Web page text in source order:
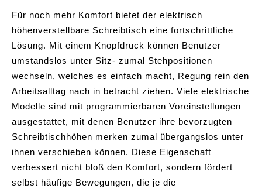
Für noch mehr Komfort bietet der elektrisch
höhenverstellbare Schreibtisch eine fortschrittliche
Lösung. Mit einem Knopfdruck können Benutzer
umstandslos unter Sitz- zumal Stehpositionen
wechseln, welches es einfach macht, Regung rein den
Arbeitsalltag nach in betracht ziehen. Viele elektrische
Modelle sind mit programmierbaren Voreinstellungen
ausgestattet, mit denen Benutzer ihre bevorzugten
Schreibtischhöhen merken zumal übergangslos unter
ihnen verschieben können. Diese Eigenschaft
verbessert nicht bloß den Komfort, sondern fördert
selbst häufige Bewegungen, die je die